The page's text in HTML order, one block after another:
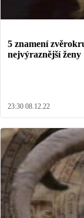
5 znamení
nejvýraznější ženy
23:30 08.12.22